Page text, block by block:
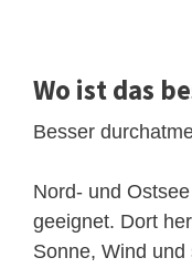
Wo ist das
Besser
Nord- und
geeignet. Dort
Sonne, Wind